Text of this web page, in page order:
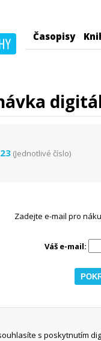
Časopisy
(Jednotlivé číslo)
Zadejte e-mail pro
Váš e-mail:
s poskytnutím